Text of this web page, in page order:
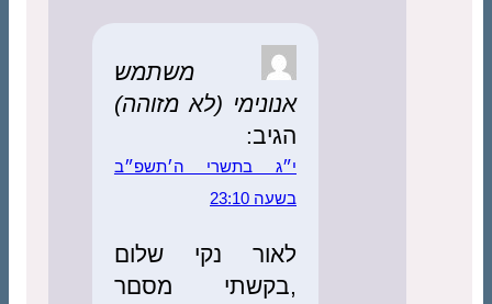
משתמש
אנונימי (לא מזוהה)
הגיב:
י״ג בתשרי ה׳תשפ״ב
בשעה 23:10
לאור נקי שלום
,בקשתי מסםר